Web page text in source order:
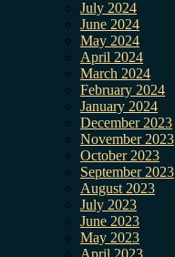
July 2024
June 2024
May 2024
April 2024
March 2024
February 2024
January 2024
December 2023
November 2023
October 2023
September 2023
August 2023
July 2023
June 2023
May 2023